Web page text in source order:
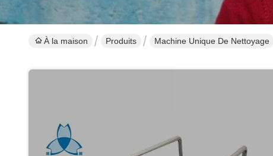
À la maison Produits Machine Unique De Nettoyage